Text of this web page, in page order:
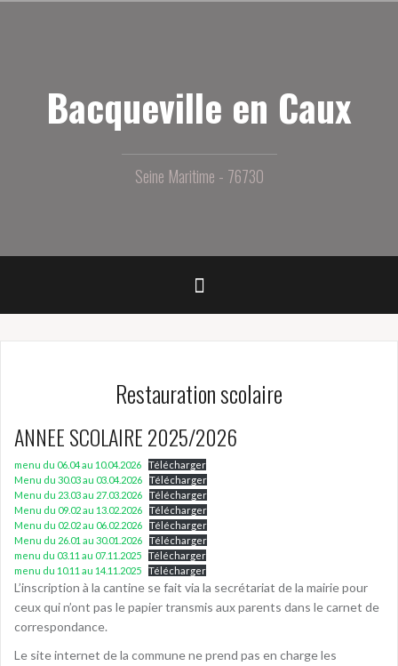
Bacqueville en Caux
Seine Maritime - 76730
Restauration scolaire
ANNEE SCOLAIRE 2025/2026
menu du 06.04 au 10.04.2026
Télécharger
Menu du 30.03 au 03.04.2026
Télécharger
Menu du 23.03 au 27.03.2026
Télécharger
Menu du 09.02 au 13.02.2026
Télécharger
Menu du 02.02 au 06.02.2026
Télécharger
Menu du 26.01 au 30.01.2026
Télécharger
menu du 03.11 au 07.11.2025
Télécharger
menu du 10.11 au 14.11.2025
Télécharger
L’inscription à la cantine se fait via la secrétariat de la mairie pour
ceux qui n’ont pas le papier transmis aux parents dans le carnet de
correspondance.
Le site internet de la commune ne prend pas en charge les